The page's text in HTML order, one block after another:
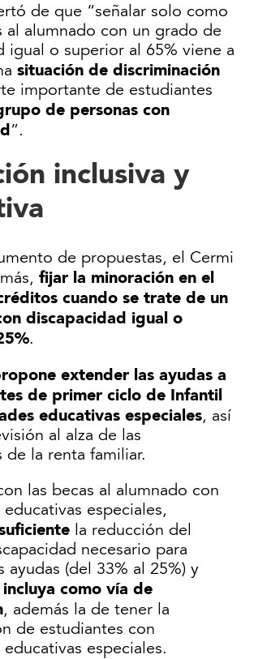
de que “señalar solo como
al alumnado con un grado de
igual o superior al 65% viene a
situación de discriminación
importante de estudiantes
de personas con
”.
inclusiva y
de propuestas, el Cermi
fijar la minoración en el
cuando se trate de un
discapacidad igual o
.
extender las ayudas a
de primer ciclo de Infantil
educativas especiales, así
al alza de las
de la renta familiar.
las becas al alumnado con
especiales,
la reducción del
necesario para
ayudas (del 33% al 25%) y
como vía de
, además la de tener la
de estudiantes con
especiales.